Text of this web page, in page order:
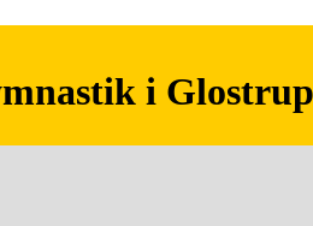
i Glostrup